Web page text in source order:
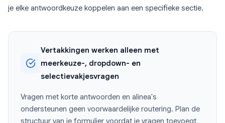
je elke antwoordkeuze koppelen aan een specifieke sectie.
Vertakkingen werken alleen met
meerkeuze-, dropdown- en
selectievakjesvragen
Vragen met korte antwoorden en alinea's
ondersteunen geen voorwaardelijke routering. Plan de
structuur van je formulier voordat je vragen toevoegt,